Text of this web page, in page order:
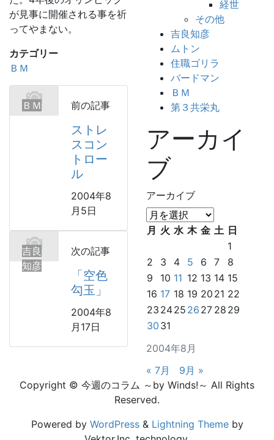
が見事に開催される事を祈
ってやまない。
カテゴリー
ＢＭ
ＢＭ 前の記事
ストレ
スコン
トロー
ル
2004年8
月5日
吉良
知彦
次の記事
「空色
勾玉」
2004年8
月17日
経世
その他
吉良知彦
ムトン
住職ゴリラ
バードマン
ＢＭ
第３共栄丸
アーカイ
ブ
アーカイブ
2004年8月
月 火 水 木 金 土 日
1
2
3 4 5 6 7
8
9
10 11 12 13 14 15
16 17 18 19 20 21 22
23 2425 26 27 28 29
30 31
« 7月
9月 »
Copyright © 今週のコラム ～by Winds!～ All Rights
Reserved.
Powered by WordPress& Lightning Themeby